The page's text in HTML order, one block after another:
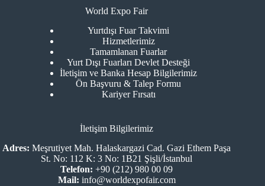
World Expo Fair
Yurtdışı Fuar Takvimi
Hizmetlerimiz
Tamamlanan Fuarlar
Yurt Dışı Fuarları Devlet Desteği
İletişim ve Banka Hesap Bilgilerimiz
Ön Başvuru & Talep Formu
Kariyer Fırsatı
İletişim Bilgilerimiz
Adres: Meşrutiyet Mah. Halaskargazi Cad. Gazi Ethem Paşa
St. No: 112 K: 3 No: 1B21 Şişli/İstanbul
Telefon: +90 (212) 980 00 09
Mail: info@worldexpofair.com